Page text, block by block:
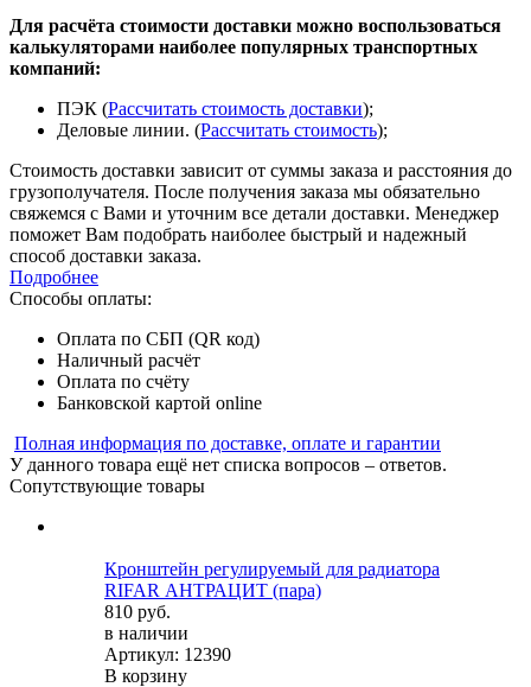
Для расчёта стоимости доставки можно воспользоваться
калькуляторами наиболее популярных транспортных
компаний:
ПЭК (Рассчитать стоимость доставки);
Деловые линии. (Рассчитать стоимость);
Стоимость доставки зависит от суммы заказа и расстояния до
грузополучателя. После получения заказа мы обязательно
свяжемся с Вами и уточним все детали доставки. Менеджер
поможет Вам подобрать наиболее быстрый и надежный
способ доставки заказа.
Подробнее
Способы оплаты:
Оплата по СБП (QR код)
Наличный расчёт
Оплата по счёту
Банковской картой online
Полная информация по доставке, оплате и гарантии
У данного товара ещё нет списка вопросов – ответов.
Сопутствующие товары
Кронштейн регулируемый для радиатора
RIFAR АНТРАЦИТ (пара)
810 руб.
в наличии
Артикул: 12390
В корзину